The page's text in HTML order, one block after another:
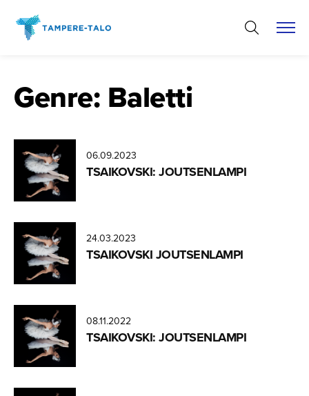
sisältöön
Genre: Baletti
06.09.2023
TSAIKOVSKI: JOUTSENLAMPI
24.03.2023
TSAIKOVSKI JOUTSENLAMPI
08.11.2022
TSAIKOVSKI: JOUTSENLAMPI